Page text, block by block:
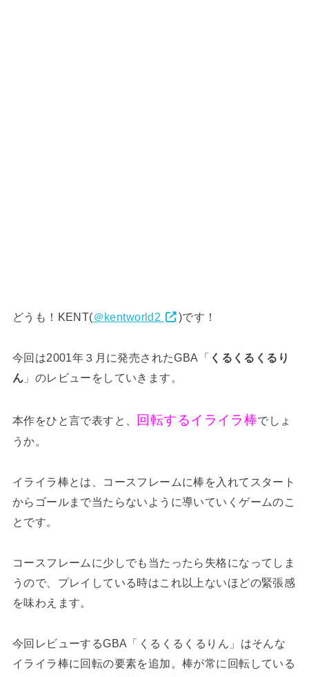
どうも！KENT(＠kentworld2 )です！
今回は2001年３月に発売されたGBA「 くるくるくるり
ん 」のレビューをしていきます。
本作をひと言で表すと、 回転するイライラ棒でしょ
うか。
イライラ棒とは、コースフレームに棒を入れてスタート
からゴールまで当たらないように導いていくゲームのこ
とです。
コースフレームに少しでも当たったら失格になってしま
うので、プレイしている時はこれ以上ないほどの緊張感
を味わえます。
今回レビューするGBA「くるくるくるりん」はそんな
イライラ棒に回転の要素を追加。棒が常に回転している